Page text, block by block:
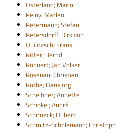
Osterland; Mario
Pelny; Marlen
Petermann; Stefan
Petersdorff; Dirk von
Quilitzsch; Frank
Ritter; Bernd
Röhnert; Jan Volker
Rosenau; Christian
Rothe; Hansjörg
Scheibner; Annette
Schinkel; André
Schirneck; Hubert
Schmitz-Scholemann; Christoph